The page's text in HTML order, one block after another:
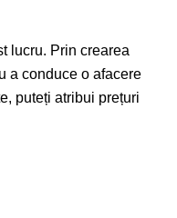
lucru. Prin crearea
a conduce o afacere
puteți atribui prețuri